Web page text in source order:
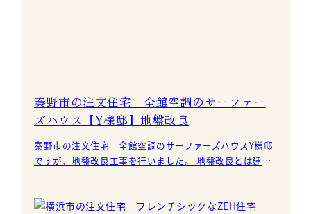
秦野市の注文住宅 全館空調のサーファー
ズハウス【Y様邸】地盤改良
秦野市の注文住宅 全館空調のサーファーズハウスY様邸
ですが、地盤改良工事を行いました。 地盤改良とは建築